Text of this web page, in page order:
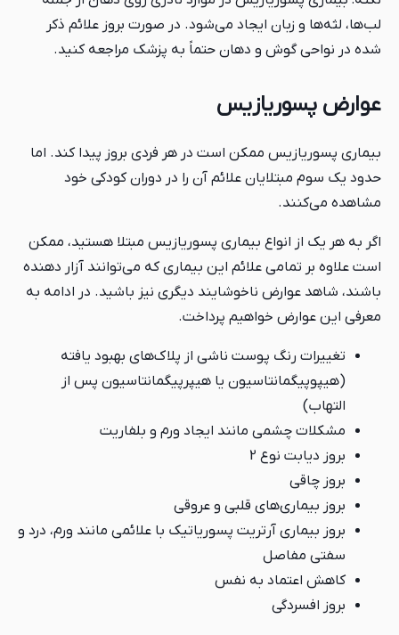
لب‌ها، لثه‌ها و زبان ایجاد می‌شود. در صورت بروز علائم ذکر
شده در نواحی گوش و دهان حتماً به پزشک مراجعه کنید.
عوارض پسوریازیس
بیماری پسوریازیس ممکن است در هر فردی بروز پیدا کند. اما
حدود یک سوم مبتلایان علائم آن را در دوران کودکی خود
مشاهده می‌کنند.
اگر به هر یک از انواع بیماری پسوریازیس مبتلا هستید، ممکن
است علاوه بر تمامی علائم این بیماری که می‌توانند آزار دهنده
باشند، شاهد عوارض ناخوشایند دیگری نیز باشید. در ادامه به
معرفی این عوارض خواهیم پرداخت.
تغییرات رنگ پوست ناشی از پلاک‌های بهبود یافته
(هیپوپیگمانتاسیون یا هیپرپیگمانتاسیون پس از
التهاب)
مشکلات چشمی مانند ایجاد ورم و بلفاریت
بروز دیابت نوع 2
بروز چاقی
بروز بیماری‌های قلبی و عروقی
بروز بیماری آرتریت پسوریاتیک با علائمی مانند ورم، درد و
سفتی مفاصل
کاهش اعتماد به نفس
بروز افسردگی